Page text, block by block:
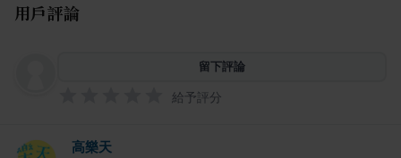
用戶評論
留下評論
給予評分
高樂天